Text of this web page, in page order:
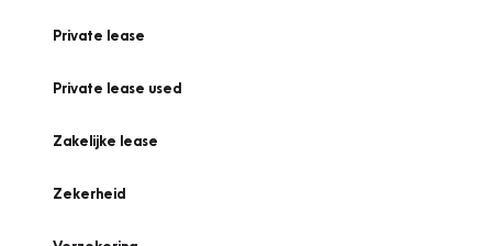
Private lease
Private lease used
Zakelijke lease
Zekerheid